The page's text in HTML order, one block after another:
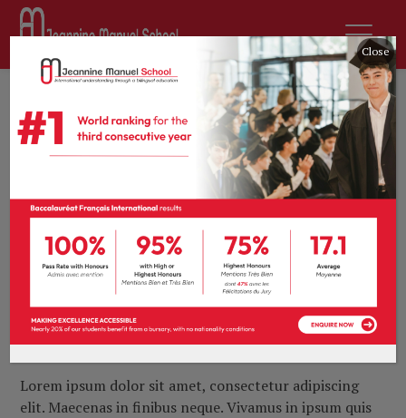
9th February 2017 by tprevot
Archives
0 comments
Audio title goes
here
Lorem ipsum dolor sit amet, consectetur adipiscing
elit. Maecenas in finibus neque. Vivamus in ipsum quis
Close